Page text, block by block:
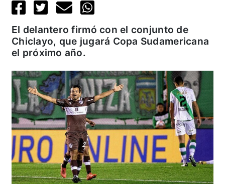
El delantero firmó con el conjunto de
Chiclayo, que jugará Copa Sudamericana
el próximo año.